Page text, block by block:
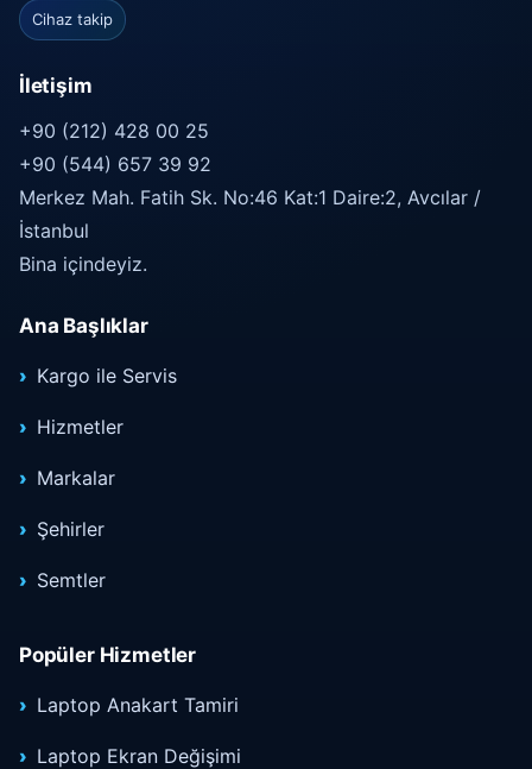
Cihaz takip
İletişim
+90 (212) 428 00 25
+90 (544) 657 39 92
Merkez Mah. Fatih Sk. No:46 Kat:1 Daire:2, Avcılar /
İstanbul
Bina içindeyiz.
Ana Başlıklar
Kargo ile Servis
Hizmetler
Markalar
Şehirler
Semtler
Popüler Hizmetler
Laptop Anakart Tamiri
Laptop Ekran Değişimi